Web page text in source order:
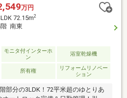
万円
72.15m2
南東
モニタ付インターホ
ン
浴室乾燥機
所有権
リフォームリノベー
ション
部分の3LDK！72平米超のゆとりあ